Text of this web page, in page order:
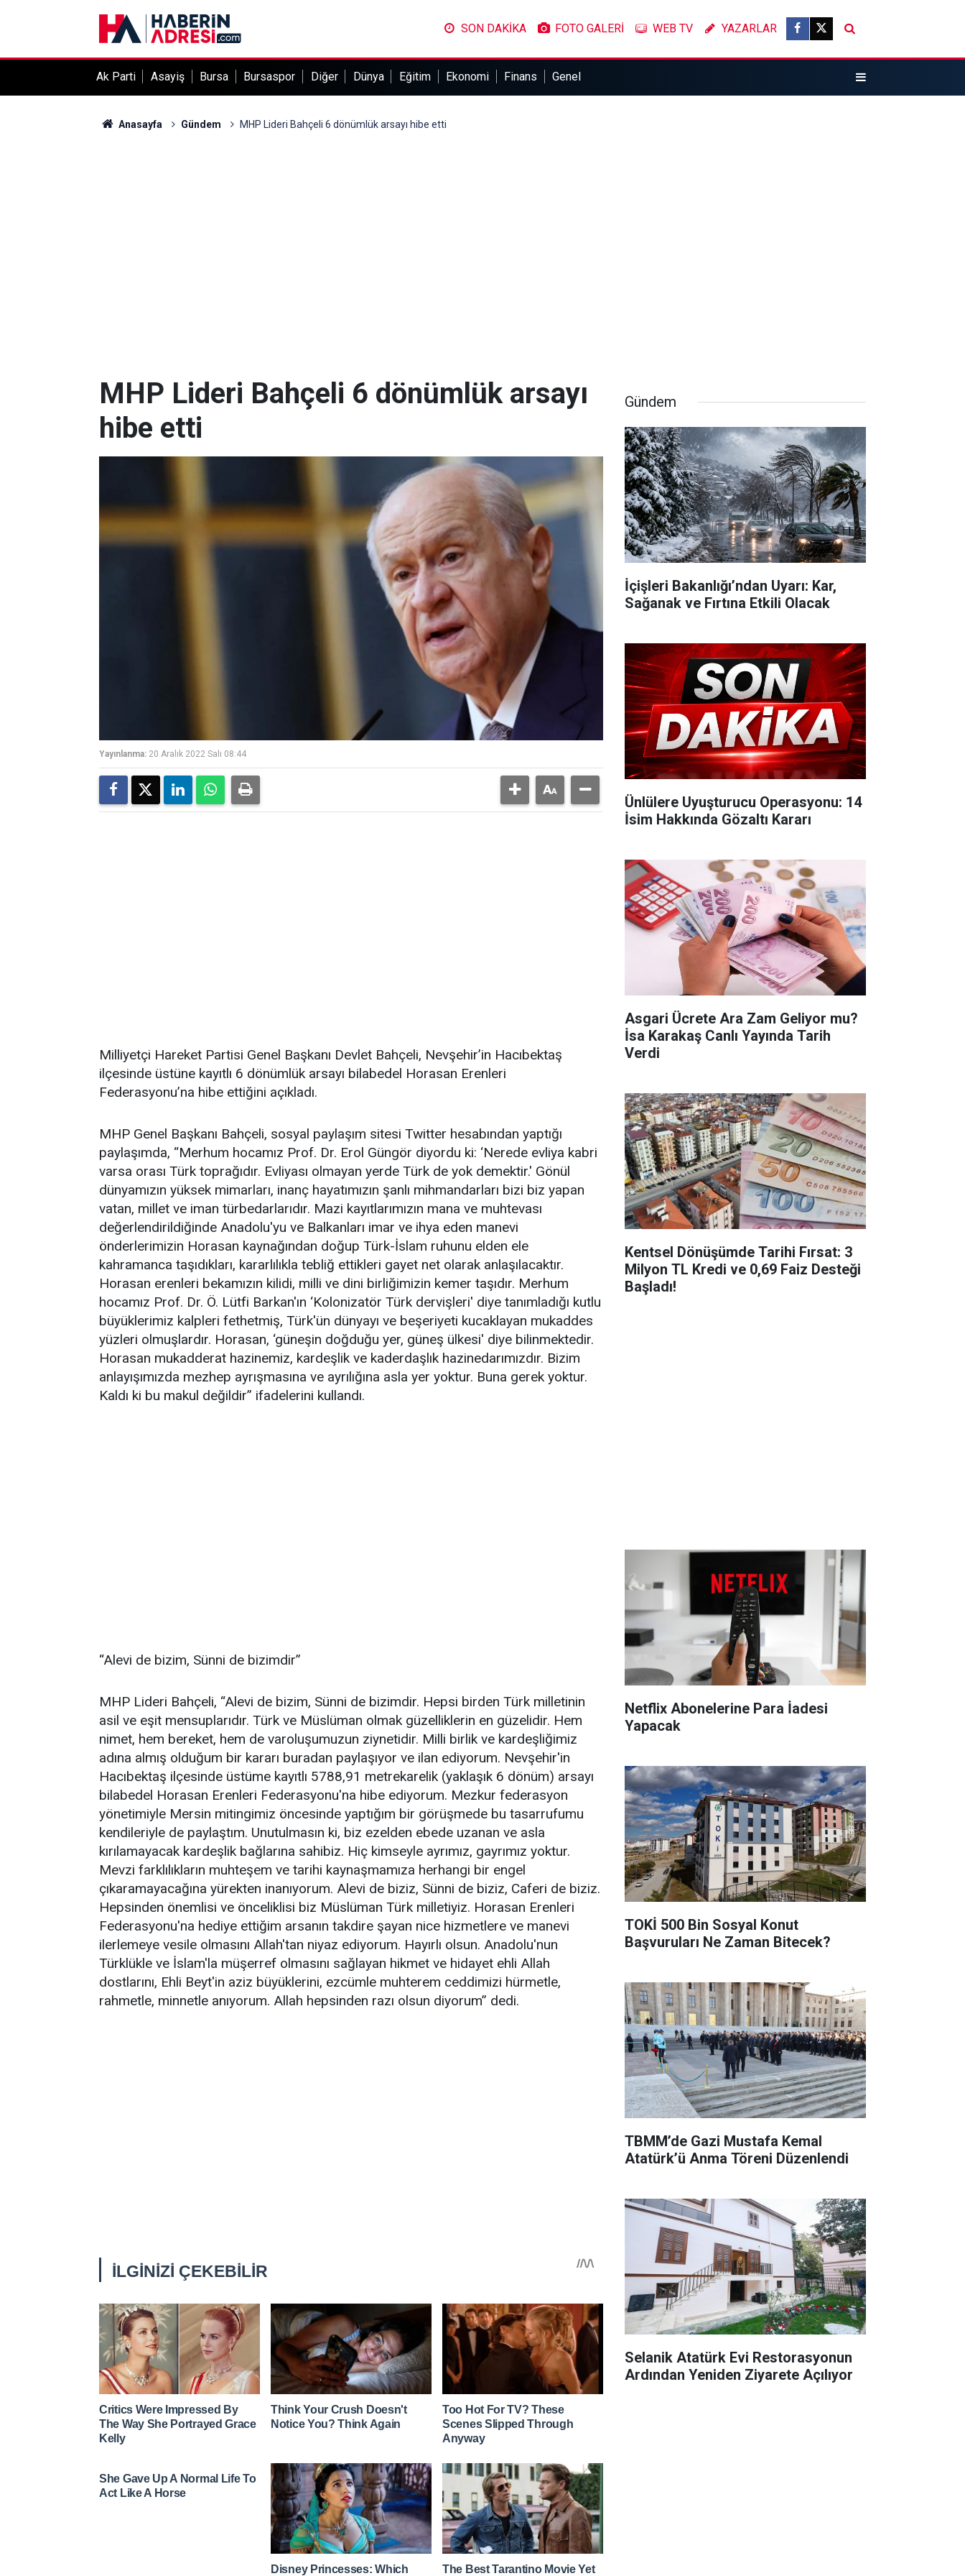
SON DAKİKA FOTO GALERİ WEB TV YAZARLAR
Ak Parti Asayiş Bursa Bursaspor Diğer Dünya Eğitim Ekonomi Finans Genel
Anasayfa Gündem MHP Lideri Bahçeli 6 dönümlük arsayı hibe etti
MHP Lideri Bahçeli 6 dönümlük arsayı
hibe etti
Yayınlanma: 20 Aralık 2022 Salı 08:44
Milliyetçi Hareket Partisi Genel Başkanı Devlet Bahçeli, Nevşehir’in Hacıbektaş
ilçesinde üstüne kayıtlı 6 dönümlük arsayı bilabedel Horasan Erenleri
Federasyonu’na hibe ettiğini açıkladı.
MHP Genel Başkanı Bahçeli, sosyal paylaşım sitesi Twitter hesabından yaptığı
paylaşımda, “Merhum hocamız Prof. Dr. Erol Güngör diyordu ki: ‘Nerede evliya kabri
varsa orası Türk toprağıdır. Evliyası olmayan yerde Türk de yok demektir.' Gönül
dünyamızın yüksek mimarları, inanç hayatımızın şanlı mihmandarları bizi biz yapan
vatan, millet ve iman türbedarlarıdır. Mazi kayıtlarımızın mana ve muhtevası
değerlendirildiğinde Anadolu'yu ve Balkanları imar ve ihya eden manevi
önderlerimizin Horasan kaynağından doğup Türk-İslam ruhunu elden ele
kahramanca taşıdıkları, kararlılıkla tebliğ ettikleri gayet net olarak anlaşılacaktır.
Horasan erenleri bekamızın kilidi, milli ve dini birliğimizin kemer taşıdır. Merhum
hocamız Prof. Dr. Ö. Lütfi Barkan'ın ‘Kolonizatör Türk dervişleri' diye tanımladığı kutlu
büyüklerimiz kalpleri fethetmiş, Türk'ün dünyayı ve beşeriyeti kucaklayan mukaddes
yüzleri olmuşlardır. Horasan, ‘güneşin doğduğu yer, güneş ülkesi' diye bilinmektedir.
Horasan mukadderat hazinemiz, kardeşlik ve kaderdaşlık hazinedarımızdır. Bizim
anlayışımızda mezhep ayrışmasına ve ayrılığına asla yer yoktur. Buna gerek yoktur.
Kaldı ki bu makul değildir” ifadelerini kullandı.
“Alevi de bizim, Sünni de bizimdir”
MHP Lideri Bahçeli, “Alevi de bizim, Sünni de bizimdir. Hepsi birden Türk milletinin
asil ve eşit mensuplarıdır. Türk ve Müslüman olmak güzelliklerin en güzelidir. Hem
nimet, hem bereket, hem de varoluşumuzun ziynetidir. Milli birlik ve kardeşliğimiz
adına almış olduğum bir kararı buradan paylaşıyor ve ilan ediyorum. Nevşehir'in
Hacıbektaş ilçesinde üstüme kayıtlı 5788,91 metrekarelik (yaklaşık 6 dönüm) arsayı
bilabedel Horasan Erenleri Federasyonu'na hibe ediyorum. Mezkur federasyon
yönetimiyle Mersin mitingimiz öncesinde yaptığım bir görüşmede bu tasarrufumu
kendileriyle de paylaştım. Unutulmasın ki, biz ezelden ebede uzanan ve asla
kırılamayacak kardeşlik bağlarına sahibiz. Hiç kimseyle ayrımız, gayrımız yoktur.
Mevzi farklılıkların muhteşem ve tarihi kaynaşmamıza herhangi bir engel
çıkaramayacağına yürekten inanıyorum. Alevi de biziz, Sünni de biziz, Caferi de biziz.
Hepsinden önemlisi ve önceliklisi biz Müslüman Türk milletiyiz. Horasan Erenleri
Federasyonu'na hediye ettiğim arsanın takdire şayan nice hizmetlere ve manevi
ilerlemeye vesile olmasını Allah'tan niyaz ediyorum. Hayırlı olsun. Anadolu'nun
Türklükle ve İslam'la müşerref olmasını sağlayan hikmet ve hidayet ehli Allah
dostlarını, Ehli Beyt'in aziz büyüklerini, ezcümle muhterem ceddimizi hürmetle,
rahmetle, minnetle anıyorum. Allah hepsinden razı olsun diyorum” dedi.
Gündem
İçişleri Bakanlığı’ndan Uyarı: Kar,
Sağanak ve Fırtına Etkili Olacak
Ünlülere Uyuşturucu Operasyonu: 14
İsim Hakkında Gözaltı Kararı
Asgari Ücrete Ara Zam Geliyor mu?
İsa Karakaş Canlı Yayında Tarih
Verdi
Kentsel Dönüşümde Tarihi Fırsat: 3
Milyon TL Kredi ve 0,69 Faiz Desteği
Başladı!
Netflix Abonelerine Para İadesi
Yapacak
TOKİ 500 Bin Sosyal Konut
Başvuruları Ne Zaman Bitecek?
TBMM’de Gazi Mustafa Kemal
Atatürk’ü Anma Töreni Düzenlendi
Selanik Atatürk Evi Restorasyonun
Ardından Yeniden Ziyarete Açılıyor